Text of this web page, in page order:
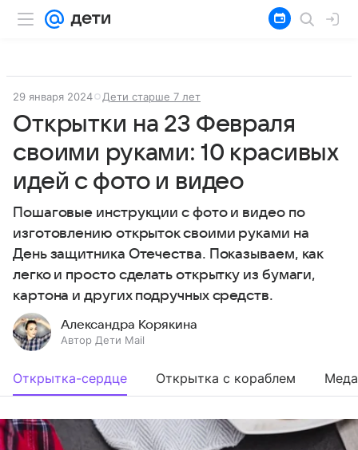
29 января 2024 Дети старше 7 лет
Открытки на 23 Февраля
своими руками: 10 красивых
идей с фото и видео
Пошаговые инструкции с фото и видео по
изготовлению открыток своими руками на
День защитника Отечества. Показываем, как
легко и просто сделать открытку из бумаги,
картона и других подручных средств.
Александра Корякина
Автор Дети Mail
Открытка-сердце Открытка с кораблем